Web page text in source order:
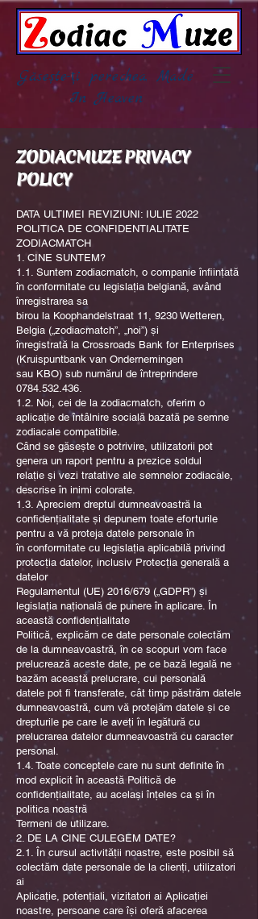
Găsește-ți perechea, Made
In Heaven
ZODIACMUZE PRIVACY
POLICY
DATA ULTIMEI REVIZIUNI: IULIE 2022
POLITICA DE CONFIDENTIALITATE
ZODIACMATCH
1. CINE SUNTEM?
1.1. Suntem zodiacmatch, o companie înființată
în conformitate cu legislația belgiană, având
înregistrarea sa
birou la Koophandelstraat 11, 9230 Wetteren,
Belgia („zodiacmatch”, „noi”) și
înregistrată la Crossroads Bank for Enterprises
(Kruispuntbank van Ondernemingen
sau KBO) sub numărul de întreprindere
0784.532.436.
1.2. Noi, cei de la zodiacmatch, oferim o
aplicație de întâlnire socială bazată pe semne
zodiacale compatibile.
Când se găsește o potrivire, utilizatorii pot
genera un raport pentru a prezice soldul
relație și vezi tratative ale semnelor zodiacale,
descrise în inimi colorate.
1.3. Apreciem dreptul dumneavoastră la
confidențialitate și depunem toate eforturile
pentru a vă proteja datele personale în
în conformitate cu legislația aplicabilă privind
protecția datelor, inclusiv Protecția generală a
datelor
Regulamentul (UE) 2016/679 („GDPR”) și
legislația națională de punere în aplicare. În
această confidențialitate
Politică, explicăm ce date personale colectăm
de la dumneavoastră, în ce scopuri vom face
prelucrează aceste date, pe ce bază legală ne
bazăm această prelucrare, cui personală
datele pot fi transferate, cât timp păstrăm datele
dumneavoastră, cum vă protejăm datele și ce
drepturile pe care le aveți în legătură cu
prelucrarea datelor dumneavoastră cu caracter
personal.
1.4. Toate conceptele care nu sunt definite în
mod explicit în această Politică de
confidențialitate, au același înțeles ca și în
politica noastră
Termeni de utilizare.
2. DE LA CINE CULEGEM DATE?
2.1. În cursul activității noastre, este posibil să
colectăm date personale de la clienți, utilizatori
ai
Aplicație, potențiali, vizitatori ai Aplicației
noastre, persoane care își oferă afacerea